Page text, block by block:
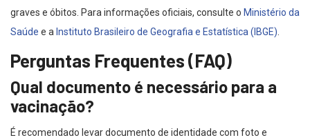
graves e óbitos. Para informações oficiais, consulte o Ministério da
Saúde e a Instituto Brasileiro de Geografia e Estatística (IBGE).
Perguntas Frequentes (FAQ)
Qual documento é necessário para a
vacinação?
É recomendado levar documento de identidade com foto e